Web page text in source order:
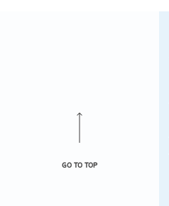
GO TO TOP